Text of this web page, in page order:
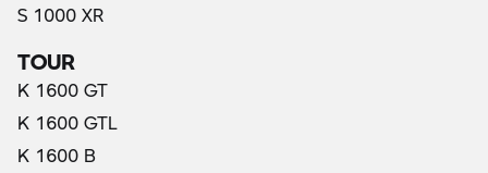
S 1000 XR
TOUR
K 1600 GT
K 1600 GTL
K 1600 B